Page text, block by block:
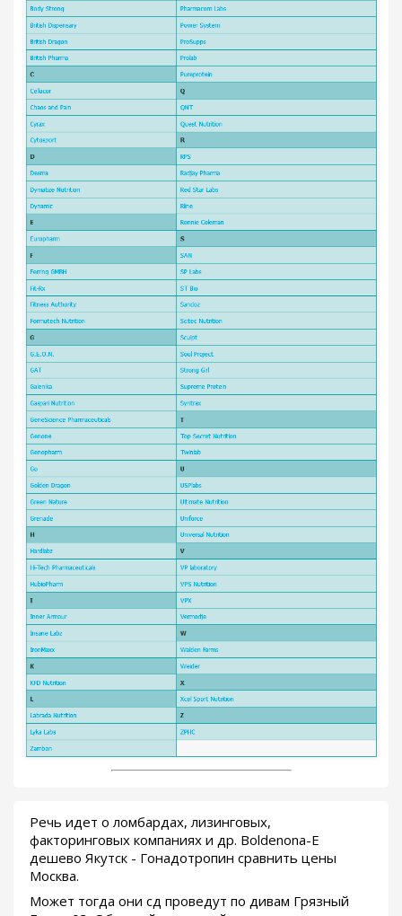
Речь идет о ломбардах, лизинговых,
факторинговых компаниях и др. Boldenona-E
дешево Якутск - Гонадотропин сравнить цены
Москва.
Может тогда они сд проведут по дивам Грязный